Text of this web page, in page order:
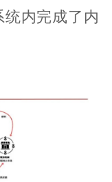
内完成了内